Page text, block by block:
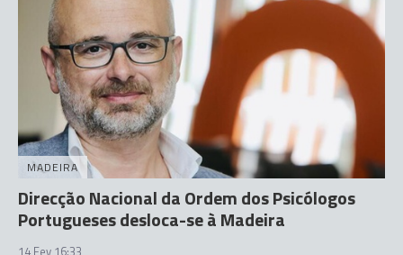
MADEIRA
Direcção Nacional da Ordem dos Psicólogos
Portugueses desloca-se à Madeira
14 Fev 16:33